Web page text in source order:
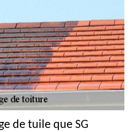
de tuile que SG